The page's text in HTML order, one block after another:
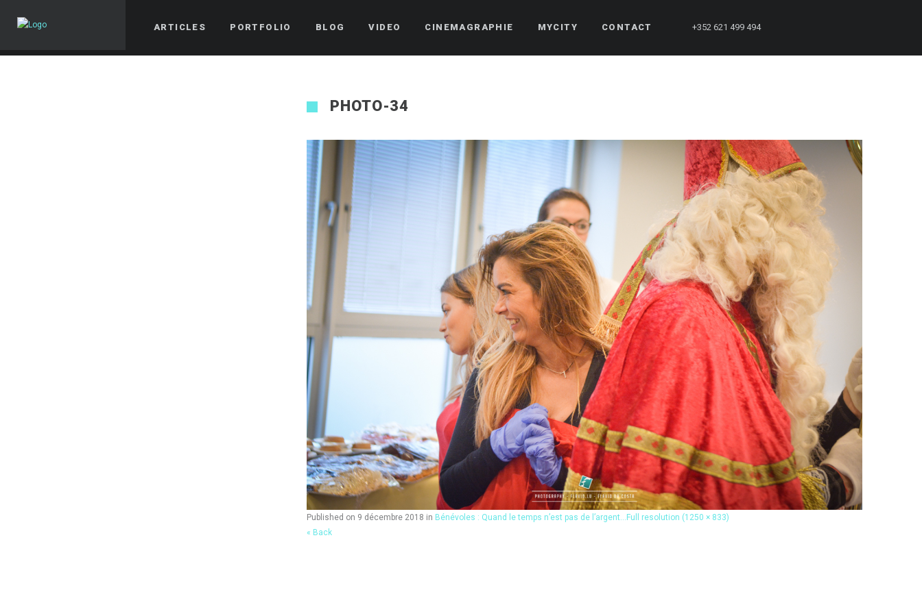
ARTICLES PORTFOLIO BLOG VIDEO CINEMAGRAPHIE MYCITY CONTACT +352 621 499 494
PHOTO-34
Published on 9 décembre 2018 in Bénévoles : Quand le temps n’est pas de l’argent… Full resolution (1250 × 833)
« Back